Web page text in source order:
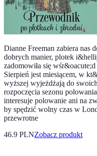
Dianne Freeman zabiera nas
dobrych manier, plotek
zadomowiła się
Sierpień jest miesiącem, w
wyższej wyjeżdżają do
rozpoczęcia sezonu
interesuje polowanie ani na
by spędzić wolny czas w
przewrotne
46.9 PLNZobacz produkt